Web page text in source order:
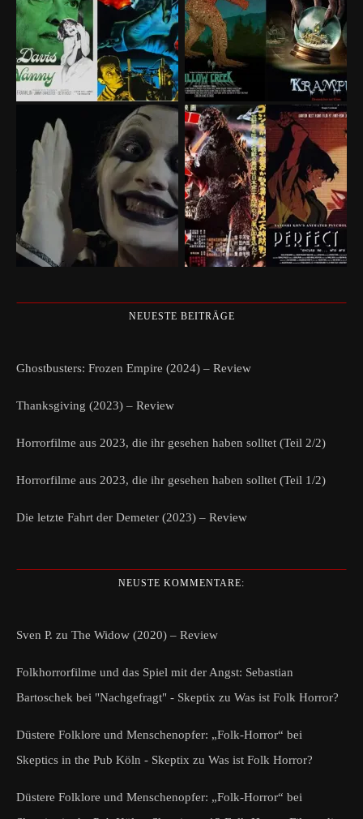
NEUESTE BEITRÄGE
Ghostbusters: Frozen Empire (2024) – Review
Thanksgiving (2023) – Review
Horrorfilme aus 2023, die ihr gesehen haben solltet (Teil 2/2)
Horrorfilme aus 2023, die ihr gesehen haben solltet (Teil 1/2)
Die letzte Fahrt der Demeter (2023) – Review
NEUSTE KOMMENTARE:
Sven P. zu The Widow (2020) – Review
Folkhorrorfilme und das Spiel mit der Angst: Sebastian
Bartoschek bei "Nachgefragt" - Skeptix zu Was ist Folk Horror?
Düstere Folklore und Menschenopfer: „Folk-Horror“ bei
Skeptics in the Pub Köln - Skeptix zu Was ist Folk Horror?
Düstere Folklore und Menschenopfer: „Folk-Horror“ bei